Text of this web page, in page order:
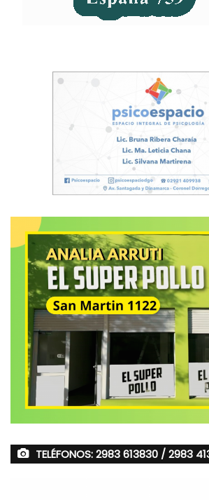
TELÉFONOS: 2983 613830 / 2983